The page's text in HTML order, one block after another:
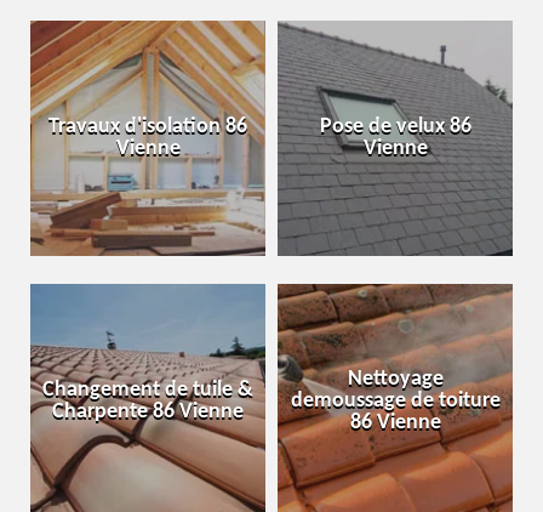
Travaux d'isolation 86
Vienne
Pose de velux 86
Vienne
Changement de tuile &
Charpente 86 Vienne
Nettoyage
demoussage de toiture
86 Vienne